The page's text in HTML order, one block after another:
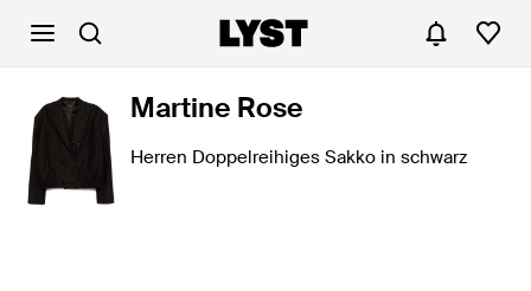
Martine Rose
Herren Doppelreihiges Sakko in schwarz